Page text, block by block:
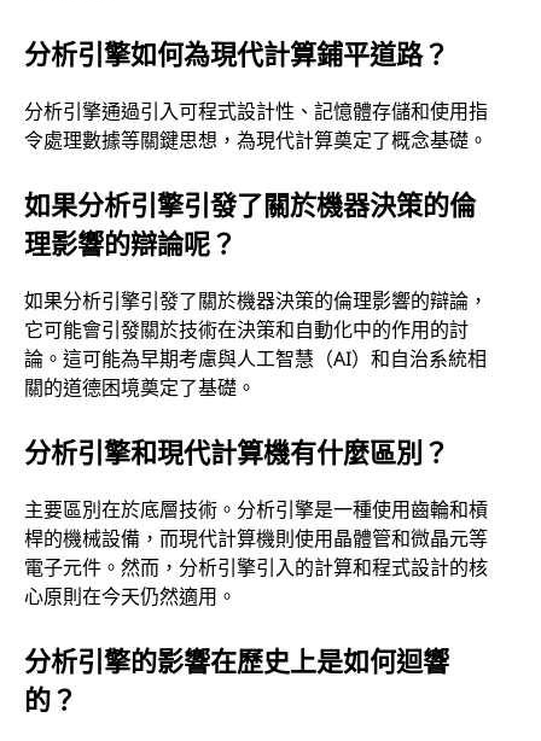
分析引擎如何為現代計算鋪平道路？
分析引擎通過引入可程式設計性、記憶體存儲和使用指
令處理數據等關鍵思想，為現代計算奠定了概念基礎。
如果分析引擎引發了關於機器決策的倫
理影響的辯論呢？
如果分析引擎引發了關於機器決策的倫理影響的辯論，
它可能會引發關於技術在決策和自動化中的作用的討
論。這可能為早期考慮與人工智慧（AI）和自治系統相
關的道德困境奠定了基礎。
分析引擎和現代計算機有什麼區別？
主要區別在於底層技術。分析引擎是一種使用齒輪和槓
桿的機械設備，而現代計算機則使用晶體管和微晶元等
電子元件。然而，分析引擎引入的計算和程式設計的核
心原則在今天仍然適用。
分析引擎的影響在歷史上是如何迴響
的？